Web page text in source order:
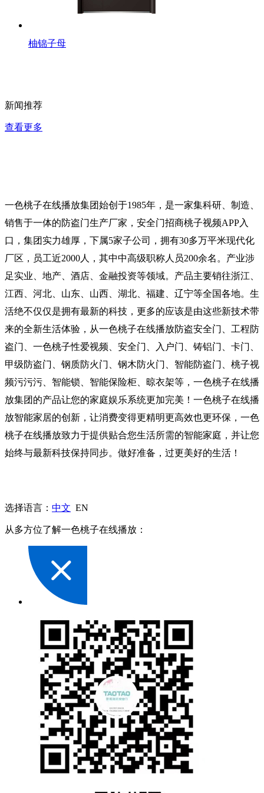
柚锦子母
新闻推荐
查看更多
一色桃子在线播放集团始创于1985年，是一家集科研、制造、
销售于一体的防盗门生产厂家，安全门招商桃子视频APP入
口，集团实力雄厚，下属5家子公司，拥有30多万平米现代化
厂区，员工近2000人，其中中高级职称人员200余名。产业涉
足实业、地产、酒店、金融投资等领域。产品主要销往浙江、
江西、河北、山东、山西、湖北、福建、辽宁等全国各地。生
活绝不仅仅是拥有最新的科技，更多的应该是由这些新技术带
来的全新生活体验，从一色桃子在线播放防盗安全门、工程防
盗门、一色桃子性爱视频、安全门、入户门、铸铝门、卡门、
甲级防盗门、钢质防火门、钢木防火门、智能防盗门、桃子视
频污污污、智能锁、智能保险柜、晾衣架等，一色桃子在线播
放集团的产品让您的家庭娱乐系统更加完美！一色桃子在线播
放智能家居的创新，让消费变得更精明更高效也更环保，一色
桃子在线播放致力于提供贴合您生活所需的智能家庭，并让您
始终与最新科技保持同步。做好准备，过更美好的生活！
选择语言： 中文 EN
从多方位了解一色桃子在线播放：